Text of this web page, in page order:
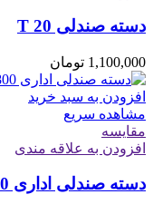
دسته صندلی T 20
1,100,000 تومان
افزودن به سبد خرید
مشاهده سریع
مقایسه
افزودن به علاقه مندی
دسته صندلی اداری K800